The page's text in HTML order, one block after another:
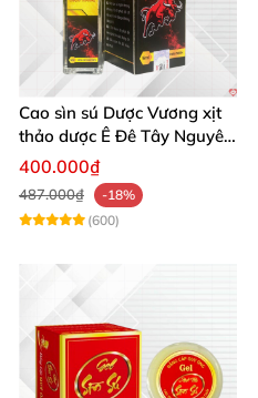
Cao sìn sú Dược Vương xịt
thảo dược Ê Đê Tây Nguyên
chuẩn chính hãng kích thích
400.000₫
487.000₫
-18%
(600)